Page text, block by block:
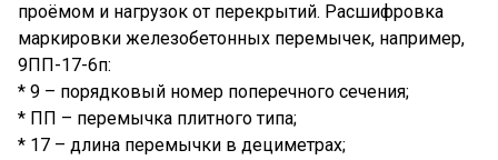
проёмом и нагрузок от перекрытий. Расшифровка
маркировки железобетонных перемычек, например,
9ПП-17-6п:
* 9 – порядковый номер поперечного сечения;
* ПП – перемычка плитного типа;
* 17 – длина перемычки в дециметрах;